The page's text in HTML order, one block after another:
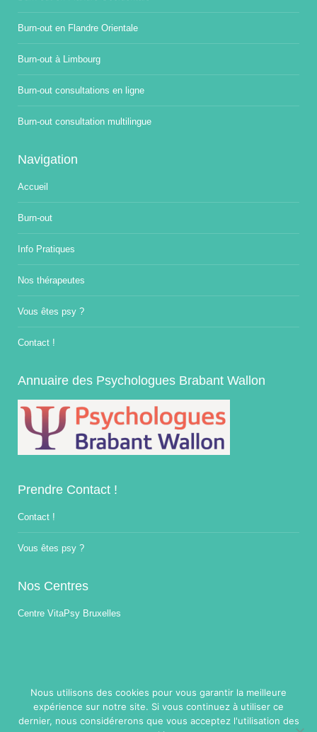
Burn-out en Flandre Orientale
Burn-out à Limbourg
Burn-out consultations en ligne
Burn-out consultation multilingue
Navigation
Accueil
Burn-out
Info Pratiques
Nos thérapeutes
Vous êtes psy ?
Contact !
Annuaire des Psychologues Brabant Wallon
Prendre Contact !
Contact !
Vous êtes psy ?
Nos Centres
Centre VitaPsy Bruxelles
Copyright © 2014-2026Traitement Burnout.Tous droits réservés.
Powered byPrivium – Des services qui soutiennent vos soins. Pour
Nous utilisons des cookies pour vous garantir la meilleure
expérience sur notre site. Si vous continuez à utiliser ce
dernier, nous considérerons que vous acceptez l'utilisation des